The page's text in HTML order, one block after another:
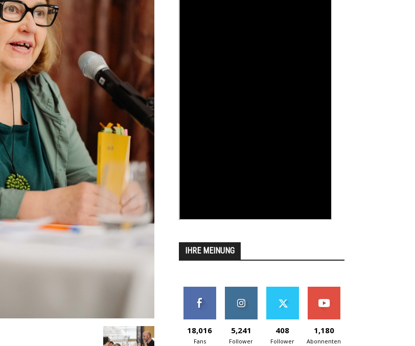
IHRE MEINUNG
18,016
Fans
5,241
Follower
408
Follower
1,180
Abonnenten